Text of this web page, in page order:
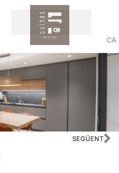
CA
SEGÜENT